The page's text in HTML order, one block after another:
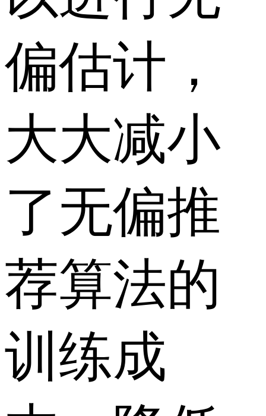
偏估计，
大大减小
了无偏推
荐算法的
训练成